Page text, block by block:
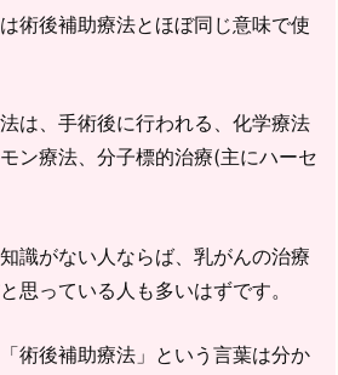
術後補助療法とほぼ同じ意味で使
は、手術後に行われる、化学療法
ン療法、分子標的治療(主にハーセ
識がない人ならば、乳がんの治療
思っている人も多いはずです。
術後補助療法」という言葉は分か